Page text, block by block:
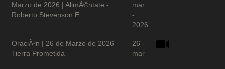
Marzo de 2026 | AlimÃ©ntate -
Roberto Stevenson E.
mar
-
2026
OraciÃ³n | 26 de Marzo de 2026 -
Tierra Prometida
26 -
mar
-